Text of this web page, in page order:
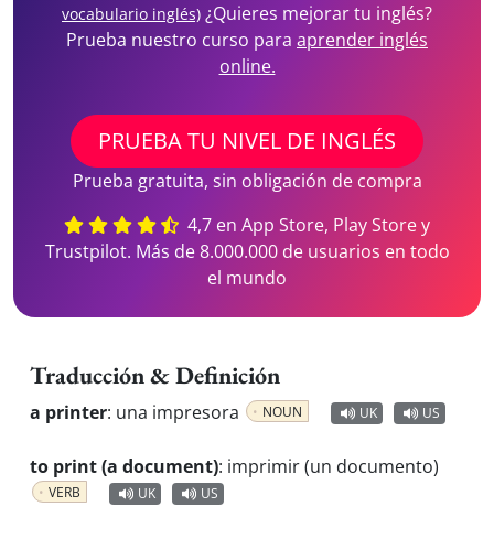
vocabulario inglés) ¿Quieres mejorar tu inglés?
Prueba nuestro curso para aprender inglés
online.
PRUEBA TU NIVEL DE INGLÉS
Prueba gratuita, sin obligación de compra
4,7 en App Store, Play Store y
Trustpilot. Más de 8.000.000 de usuarios en todo
el mundo
Traducción & Definición
a printer: una impresora NOUN UK US
to print (a document): imprimir (un documento)
VERB UK US